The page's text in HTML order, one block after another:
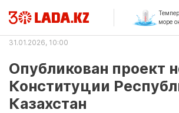
море
31.01.2026, 10:00
Опубликован проект
Конституции
Казахстан